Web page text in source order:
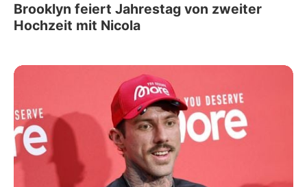
Brooklyn feiert Jahrestag von zweiter
Hochzeit mit Nicola